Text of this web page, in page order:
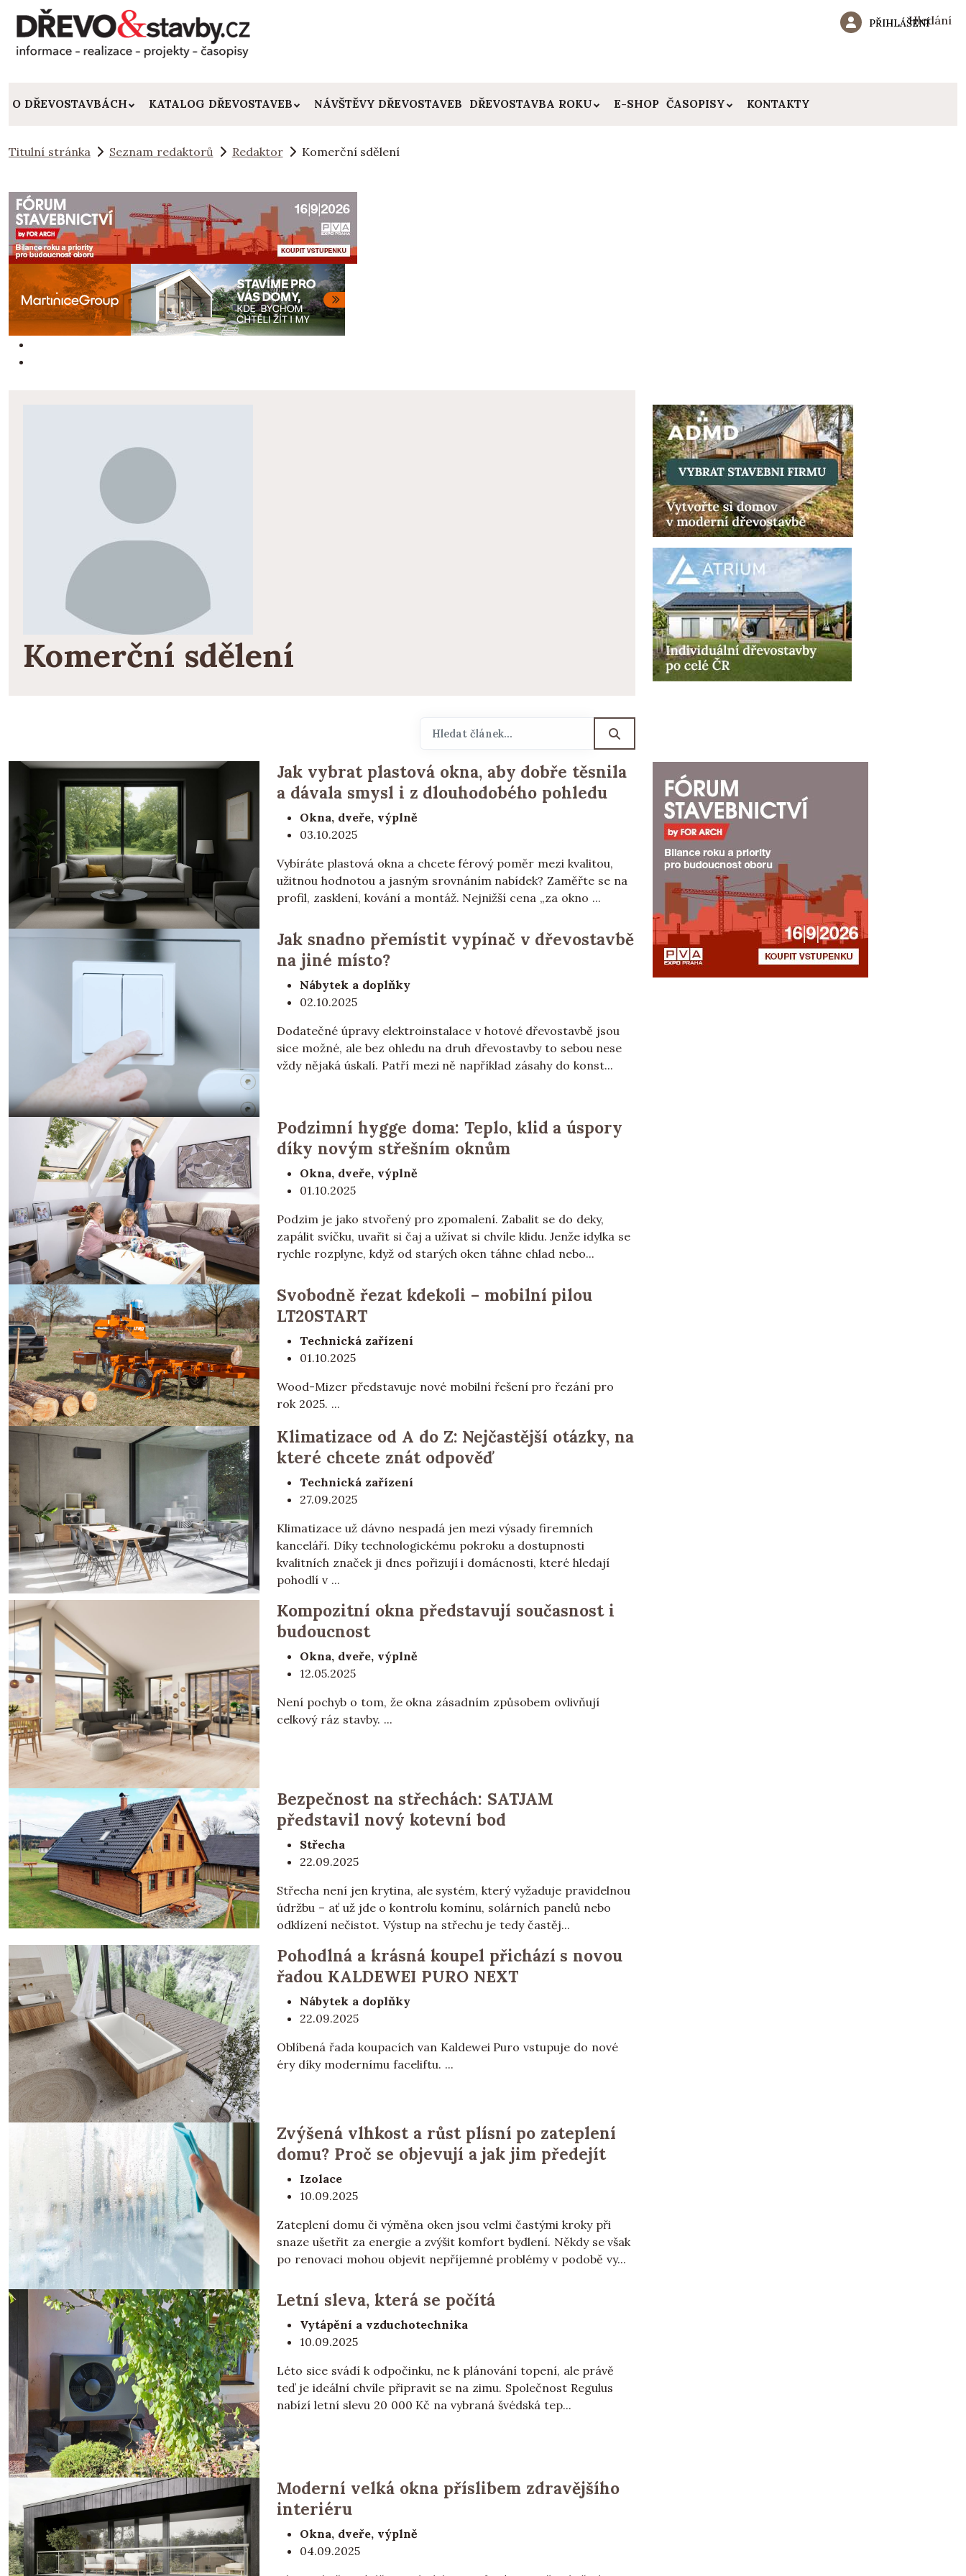
Hledání
PŘIHLÁŠENÍ
O DŘEVOSTAVBÁCH KATALOG DŘEVOSTAVEB NÁVŠTĚVY DŘEVOSTAVEB DŘEVOSTAVBA ROKU E-SHOP ČASOPISY KONTAKTY
Titulní stránka Seznam redaktorů Redaktor Komerční sdělení
Komerční sdělení
Jak vybrat plastová okna, aby dobře těsnila
a dávala smysl i z dlouhodobého pohledu
Okna, dveře, výplně
03.10.2025
Vybíráte plastová okna a chcete férový poměr mezi kvalitou,
užitnou hodnotou a jasným srovnáním nabídek? Zaměřte se na
profil, zasklení, kování a montáž. Nejnižší cena „za okno ...
Jak snadno přemístit vypínač v dřevostavbě
na jiné místo?
Nábytek a doplňky
02.10.2025
Dodatečné úpravy elektroinstalace v hotové dřevostavbě jsou
sice možné, ale bez ohledu na druh dřevostavby to sebou nese
vždy nějaká úskalí. Patří mezi ně například zásahy do konst...
Podzimní hygge doma: Teplo, klid a úspory
díky novým střešním oknům
Okna, dveře, výplně
01.10.2025
Podzim je jako stvořený pro zpomalení. Zabalit se do deky,
zapálit svíčku, uvařit si čaj a užívat si chvíle klidu. Jenže idylka se
rychle rozplyne, když od starých oken táhne chlad nebo...
Svobodně řezat kdekoli – mobilní pilou
LT20START
Technická zařízení
01.10.2025
Wood-Mizer představuje nové mobilní řešení pro řezání pro
rok 2025. ...
Klimatizace od A do Z: Nejčastější otázky, na
které chcete znát odpověď
Technická zařízení
27.09.2025
Klimatizace už dávno nespadá jen mezi výsady firemních
kanceláří. Díky technologickému pokroku a dostupnosti
kvalitních značek ji dnes pořizují i domácnosti, které hledají
pohodlí v ...
Kompozitní okna představují současnost i
budoucnost
Okna, dveře, výplně
12.05.2025
Není pochyb o tom, že okna zásadním způsobem ovlivňují
celkový ráz stavby. ...
Bezpečnost na střechách: SATJAM
představil nový kotevní bod
Střecha
22.09.2025
Střecha není jen krytina, ale systém, který vyžaduje pravidelnou
údržbu – ať už jde o kontrolu komínu, solárních panelů nebo
odklízení nečistot. Výstup na střechu je tedy častěj...
Pohodlná a krásná koupel přichází s novou
řadou KALDEWEI PURO NEXT
Nábytek a doplňky
22.09.2025
Oblíbená řada koupacích van Kaldewei Puro vstupuje do nové
éry díky modernímu faceliftu. ...
Zvýšená vlhkost a růst plísní po zateplení
domu? Proč se objevují a jak jim předejít
Izolace
10.09.2025
Zateplení domu či výměna oken jsou velmi častými kroky při
snaze ušetřit za energie a zvýšit komfort bydlení. Někdy se však
po renovaci mohou objevit nepříjemné problémy v podobě vy...
Letní sleva, která se počítá
Vytápění a vzduchotechnika
10.09.2025
Léto sice svádí k odpočinku, ne k plánování topení, ale právě
teď je ideální chvíle připravit se na zimu. Společnost Regulus
nabízí letní slevu 20 000 Kč na vybraná švédská tep...
Moderní velká okna příslibem zdravějšího
interiéru
Okna, dveře, výplně
04.09.2025